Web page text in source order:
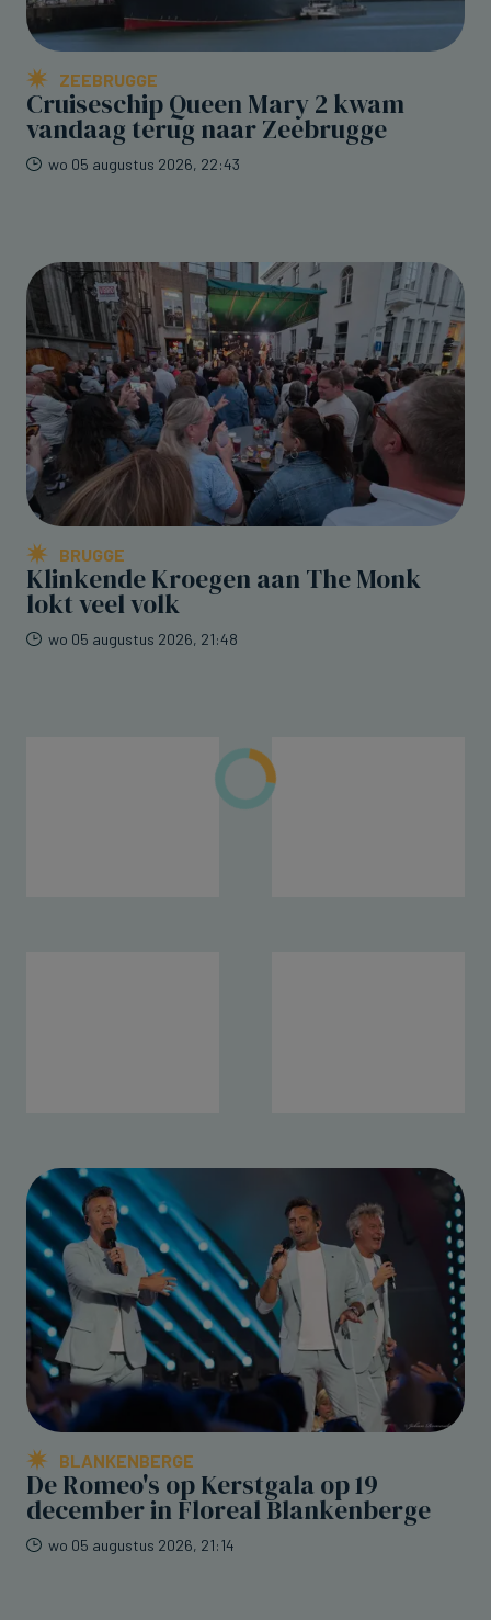
ZEEBRUGGE
Cruiseschip Queen Mary 2 kwam
vandaag terug naar Zeebrugge
wo 05 augustus 2026, 22:43
BRUGGE
Klinkende Kroegen aan The Monk
lokt veel volk
wo 05 augustus 2026, 21:48
BLANKENBERGE
De Romeo's op Kerstgala op 19
december in Floreal Blankenberge
wo 05 augustus 2026, 21:14